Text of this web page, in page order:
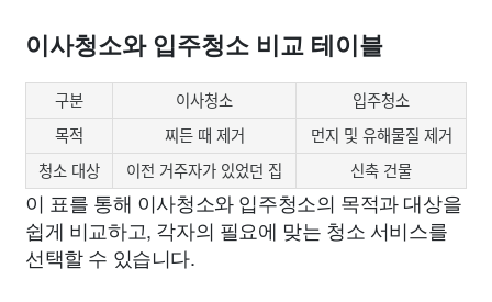
이사청소와 입주청소 비교 테이블
구분 이사청소
입주청소
목적
찌든 때 제거
먼지 및 유해물질 제거
청소 대상
이전 거주자가 있었던 집 신축 건물
이 표를 통해 이사청소와 입주청소의 목적과 대상을
쉽게 비교하고, 각자의 필요에 맞는 청소 서비스를
선택할 수 있습니다.